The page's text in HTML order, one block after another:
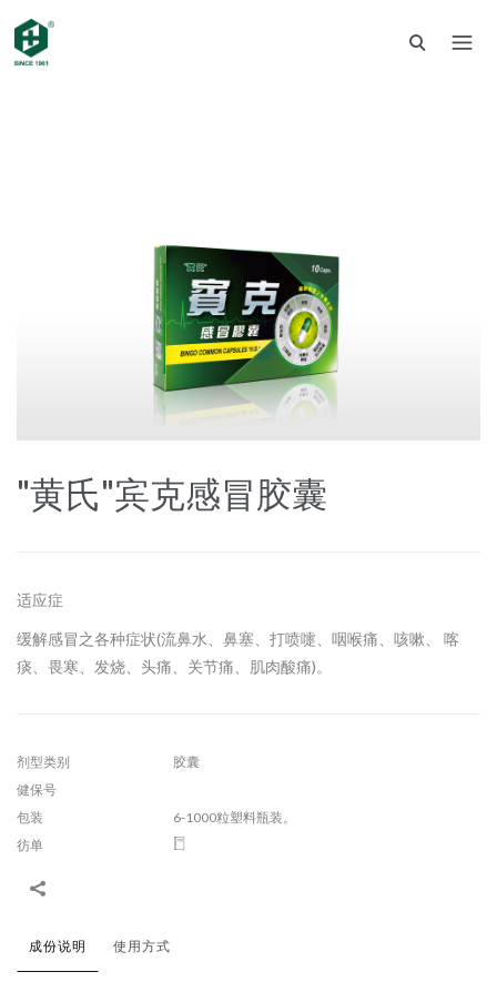
"黄氏"宾克感冒胶囊
适应症
缓解感冒之各种症状(流鼻水、鼻塞、打喷嚏、咽喉痛、咳嗽、 喀
痰、畏寒、发烧、头痛、关节痛、肌肉酸痛)。
剂型类别
胶囊
健保号
包装
6-1000粒塑料瓶装。
彷单
成份说明 使用方式